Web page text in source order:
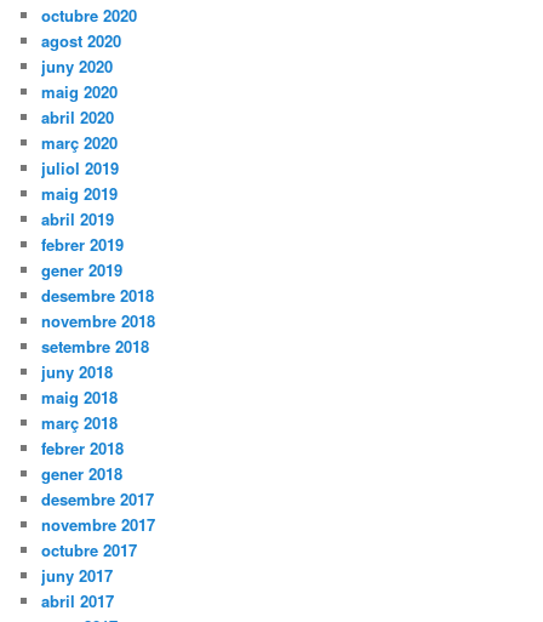
octubre 2020
agost 2020
juny 2020
maig 2020
abril 2020
març 2020
juliol 2019
maig 2019
abril 2019
febrer 2019
gener 2019
desembre 2018
novembre 2018
setembre 2018
juny 2018
maig 2018
març 2018
febrer 2018
gener 2018
desembre 2017
novembre 2017
octubre 2017
juny 2017
abril 2017